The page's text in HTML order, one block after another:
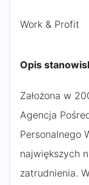
Work & Profit
Opis
Założona w
Agencja
Personalnego
największych
zatrudnienia.